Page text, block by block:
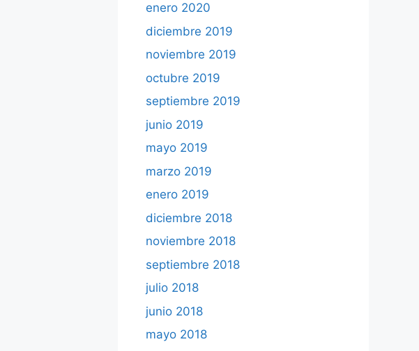
enero 2020
diciembre 2019
noviembre 2019
octubre 2019
septiembre 2019
junio 2019
mayo 2019
marzo 2019
enero 2019
diciembre 2018
noviembre 2018
septiembre 2018
julio 2018
junio 2018
mayo 2018